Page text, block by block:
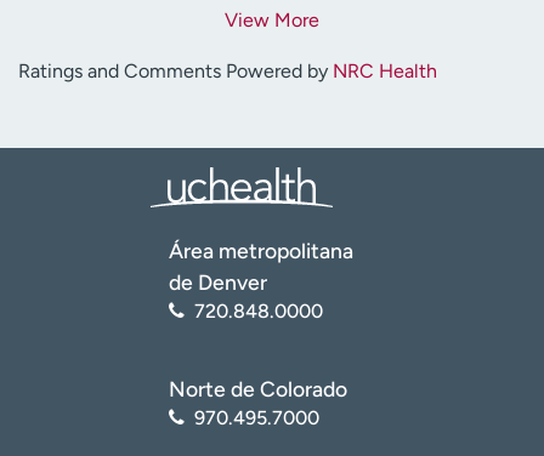
View More
Ratings and Comments Powered by NRC Health
Área metropolitana
de Denver
720.848.0000
Norte de Colorado
970.495.7000